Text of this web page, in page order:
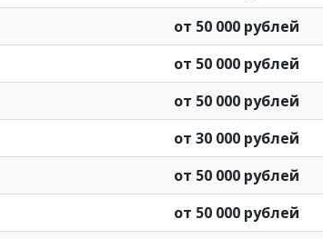
от 50 000 рублей
от 50 000 рублей
от 50 000 рублей
от 30 000 рублей
от 50 000 рублей
от 50 000 рублей